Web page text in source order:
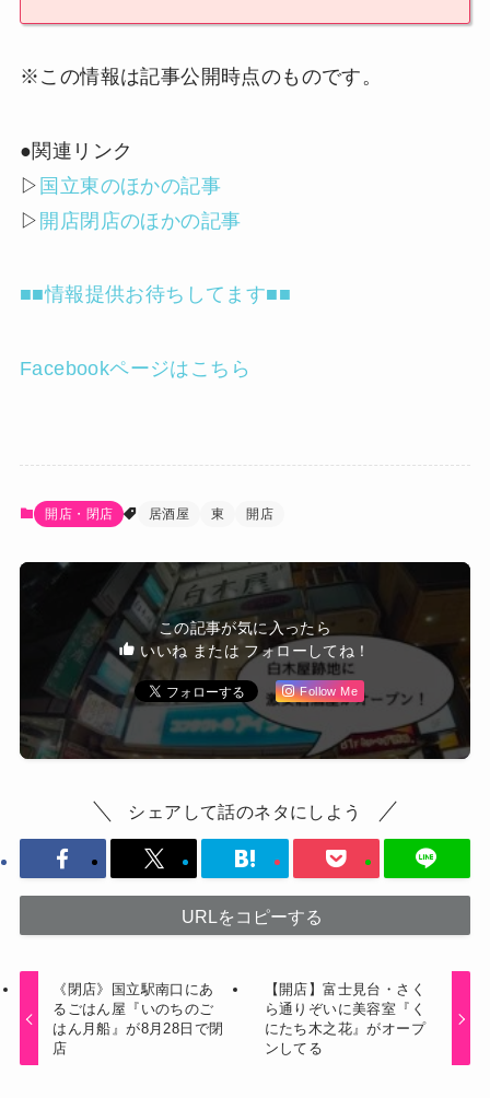
※この情報は記事公開時点のものです。
●関連リンク
▷ 国立東のほかの記事
▷ 開店閉店のほかの記事
■■情報提供お待ちしてます■■
Facebookページはこちら
開店・閉店 居酒屋 東 開店
この記事が気に入ったら
いいね または フォローしてね！
Follow Me
シェアして話のネタにしよう
URLをコピーする
《閉店》国立駅南口にあ
るごはん屋『いのちのご
はん月船』が8月28日で閉
店
【開店】富士見台・さく
ら通りぞいに美容室『く
にたち木之花』がオープ
ンしてる